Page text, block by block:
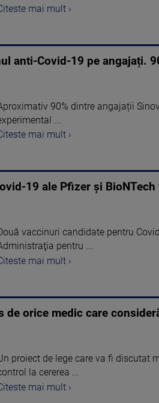
mai mult ›
anti-Covid-19 pe angajați.
90% dintre angajații
...
mai mult ›
19 ale Pfizer şi
vaccinuri candidate pentru
pentru ...
mai mult ›
orice medic care
proiect de lege care va fi discutat
la cererea ...
mai mult ›